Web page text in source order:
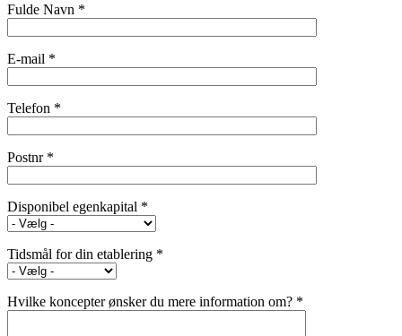
Fulde Navn *
E-mail *
Telefon *
Postnr *
Disponibel egenkapital *
Tidsmål for din etablering *
Hvilke koncepter ønsker du mere information om? *